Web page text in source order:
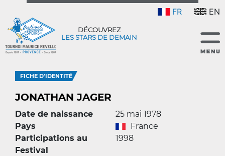
FR EN
DÉCOUVREZ
LES STARS DE DEMAIN
FICHE D'IDENTITÉ
JONATHAN JAGER
Date de naissance
25 mai 1978
Pays
France
Participations au
Festival
1998